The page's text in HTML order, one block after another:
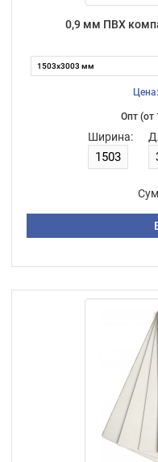
0,9 мм ПВХ
Опт (от
Ширина: